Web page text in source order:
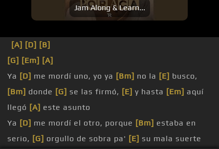
Jam Along & Learn...
[A] [D] [B]
[G] [Em] [A]
Ya [D] me mordí uno, yo ya [Bm] no la [E] busco,
[Bm] donde [G] se las firmó, [E] y hasta [Em] aquí
llegó [A] este asunto
Ya [D] me mordí el otro, porque [Bm] estaba en
serio, [G] orgullo de sobra pa' [E] su mala suerte